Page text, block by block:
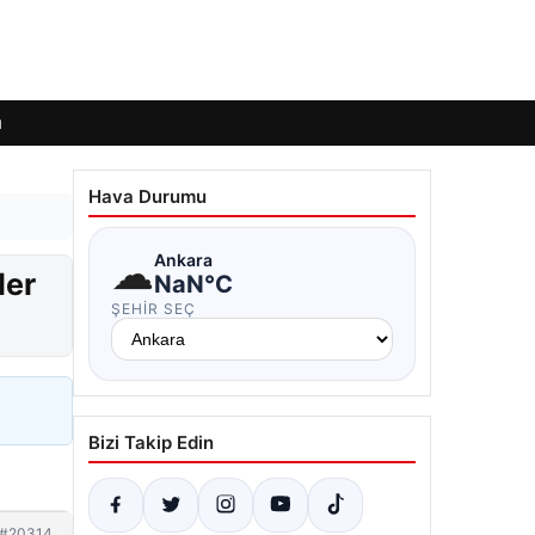
Hava Durumu
☁Ankara
NaN°C
ŞEHIR SEÇ
Bizi Takip Edin